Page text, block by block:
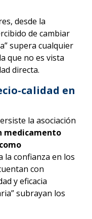
desde la
de cambiar
supera cualquier
que no es vista
directa.
calidad en
la asociación
medicamento
la confianza en los
con
y eficacia
subrayan los